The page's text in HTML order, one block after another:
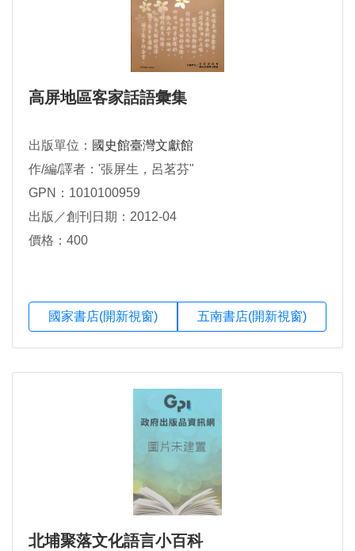
高屏地區客家話語彙集
出版單位： 國史館臺灣文獻館
作/編/譯者：'張屏生，呂茗芬"
GPN：1010100959
出版／創刊日期：2012-04
價格：400
國家書店(開新視窗) 五南書店(開新視窗)
北埔聚落文化語言小百科